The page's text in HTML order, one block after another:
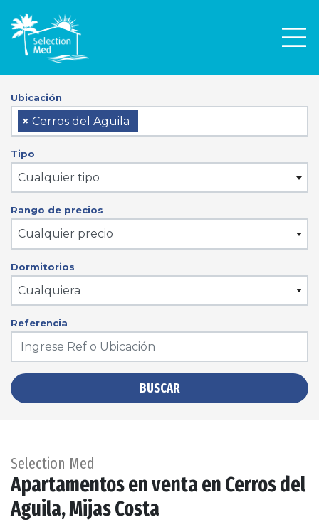
Ubicación
× Cerros del Aguila
Tipo
Cualquier tipo
Rango de precios
Cualquier precio
Dormitorios
Cualquiera
Referencia
BUSCAR
Selection Med
Apartamentos en venta en Cerros del
Aguila, Mijas Costa